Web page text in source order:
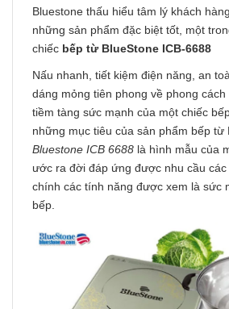
Bluestone thấu hiểu tâm lý khách
những sản phẩm đặc biệt tốt, một
chiếc bếp từ BlueStone ICB-6688
Nấu nhanh, tiết kiệm điện năng, an
dáng mỏng tiên phong về phong cách
tiềm tàng sức mạnh của một chiếc
những mục tiêu của sản phẩm bếp từ
Bluestone ICB 6688 là hình mẫu của
ước ra đời đáp ứng được nhu cầu
chính các tính năng được xem là sức
bếp.